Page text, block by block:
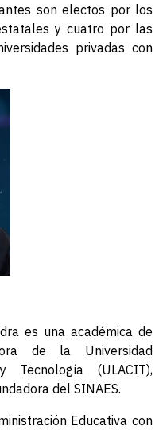
son electos por los
y cuatro por las
privadas con
es una académica de
de la Universidad
Tecnología (ULACIT),
del SINAES.
Educativa con